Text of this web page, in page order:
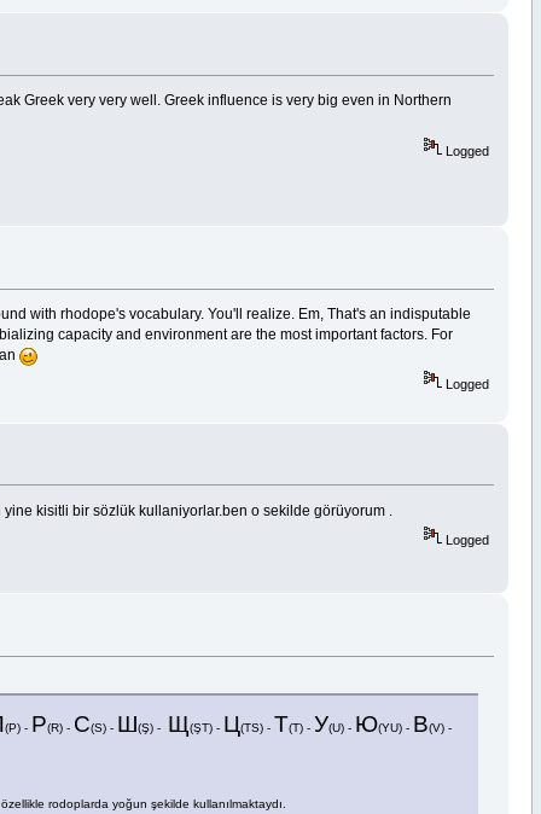
Greek very very well. Greek influence is very big even in Northern
Logged
with rhodope's vocabulary. You'll realize. Em, That's an indisputable
capacity and environment are the most important factors. For
Logged
kisitli bir sözlük kullaniyorlar.ben o sekilde görüyorum .
Logged
(P) - Р(R) - С(S) - Ш(Ş) - Щ(ŞT) - Ц(TS) - Т(T) - У(U) - Ю(YU) - В(V) -
rodoplarda yoğun şekilde kullanılmaktaydı.